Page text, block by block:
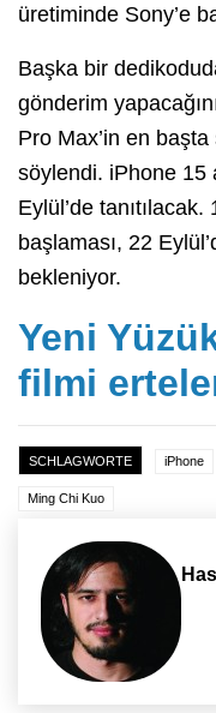
üretiminde Sony’e
Başka bir
gönderim
Pro Max’in en başta
söylendi. iPhone 15
Eylül’de
başlaması, 22
bekleniyor.
Yeni
filmi
SCHLAGWORTE iPhone
Ming Chi Kuo